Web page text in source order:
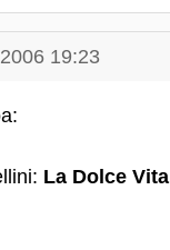
19:23
La Dolce Vita